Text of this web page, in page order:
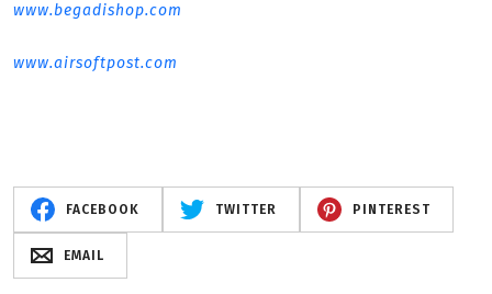
www.begadishop.com
www.airsoftpost.com
FACEBOOK TWITTER PINTEREST
EMAIL